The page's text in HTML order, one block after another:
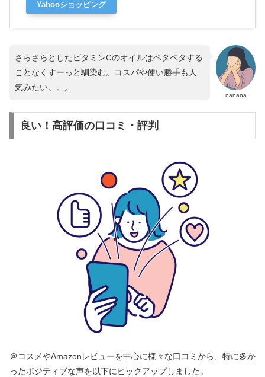
Yahooショッピング
nanana
さらさらとしたビタミンCのオイルはベタベタする
ことなくすーっと馴染む。コスパや使い勝手も人
気みたい。。。
良い！高評価の口コミ・評判
＠コスメやAmazonレビューを中心に様々な口コミから、特に多か
ったポジティブな声を以下にピックアップしました。